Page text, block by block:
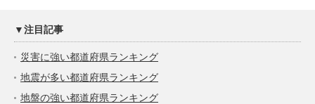
▼注目記事
災害に強い都道府県ランキング
地震が多い都道府県ランキング
地盤の強い都道府県ランキング